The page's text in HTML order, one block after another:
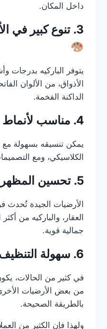
داخل المكان.
3. تنوع كبير في الألوان والنقشات
يتوفر الباركيه بدرجات
الأذواق، من الألوان
الداكنة الفخمة.
4. مناسب لأنماط ديكور مختلفة
يمكن تنسيقه بسهولة مع
الكلاسيكي، ومع
5. تحسين المظهر العام للمكان
الأرضيات الجيدة
العقار، والباركيه من
جمالية قوية.
6. سهولة التنظيف اليومية
في كثير من الحالات،
من بعض الأرضيات
بالطريقة الصحيحة.
ولهذا فإن الكثير من